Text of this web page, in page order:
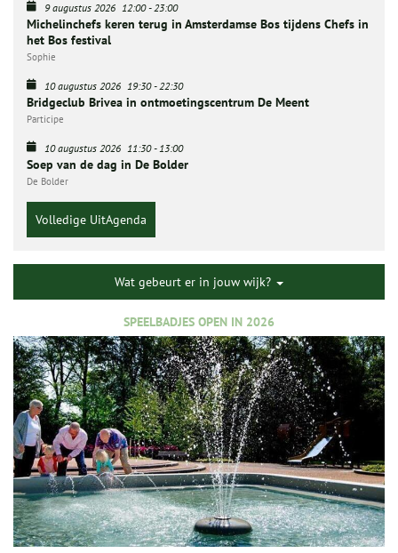
9 augustus 2026 12:00-23:00
Michelinchefs keren terug in Amsterdamse Bos tijdens Chefs in
het Bos festival
Sophie
10 augustus 2026 19:30-22:30
Bridgeclub Brivea in ontmoetingscentrum De Meent
Participe
10 augustus 2026 11:30-13:00
Soep van de dag in De Bolder
De Bolder
Volledige UitAgenda
Wat gebeurt er in jouw wijk?
SPEELBADJES OPEN IN 2026